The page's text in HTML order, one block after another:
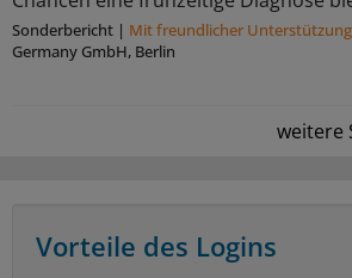
Sonderbericht | Mit freundlicher
Germany GmbH, Berlin
weitere
Vorteile des Logins